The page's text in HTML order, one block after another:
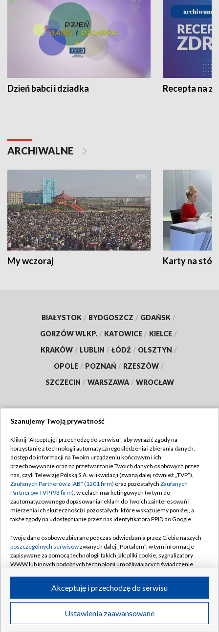
Dzień babci i dziadka Recepta na
ARCHIWALNE
My wczoraj Karty na
BIAŁYSTOK / BYDGOSZCZ / GDAŃSK /
GORZÓW WLKP. / KATOWICE / KIELCE /
KRAKÓW / LUBLIN / ŁÓDŹ / OLSZTYN /
OPOLE / POZNAŃ / RZESZÓW /
SZCZECIN / WARSZAWA / WROCŁAW
TVP
Abonament TVP
Emisja w TVP
Centrum informacji TVP
Naziemna Telewizja Cyfrowa
Rada Programowa
System NOS
Informacje o nadawcy
Program dla prasy
Ogłoszenie przetargowe
Regulamin TVP
Polityka prywatności
Moje zgody
Pomoc
Kontakt
Kanały
©2026 Telewizja Polska S.A. w likwidacji
Szanujemy Twoją prywatność
Kliknij "Akceptuję i przechodzę do serwisu", aby wyrazić zgody na
korzystanie z technologii automatycznego śledzenia i zbierania danych,
dostęp do informacji na Twoim urządzeniu końcowym i ich
przechowywanie oraz na przetwarzanie Twoich danych osobowych przez
nas, czyli Telewizję Polską S.A. w likwidacji (zwaną dalej również „TVP”),
Zaufanych Partnerów z IAB* (1201 firm) oraz pozostałych Zaufanych
Partnerów TVP (93 firm), w celach marketingowych (w tym do
zautomatyzowanego dopasowania reklam do Twoich zainteresowań i
mierzenia ich skuteczności) i pozostałych, które wskazujemy poniżej, a
także zgody na udostępnianie przez nas identyfikatora PPID do Google.
Twoje dane osobowe zbierane podczas odwiedzania przez Ciebie naszych
poszczególnych serwisówzwanych dalej „Portalem”, w tym informacje
zapisywane za pomocą technologii takich jak: pliki cookie, sygnalizatory
WWW lub innych podobnych technologii umożliwiających świadczenie
ruchu w Internecie.
Twoje dane osobowe zbierane podczas odwiedzania przez Ciebie
poszczególnych serwisówna Portalu, takie jak adresy IP, identyfikatory
Ustawienia zaawansowane
Akceptuję i przechodzę do serwisu